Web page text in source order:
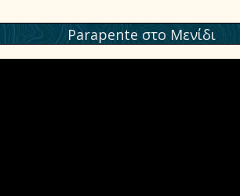
Parapente στο Μενίδι